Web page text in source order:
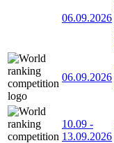
06.09.2026
06.09.2026
10.09 -
13.09.2026